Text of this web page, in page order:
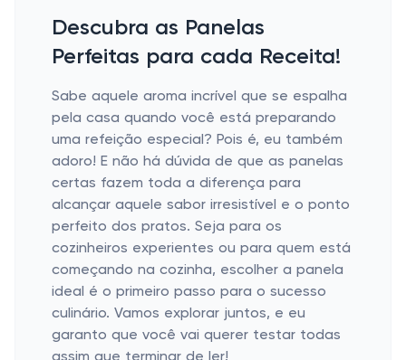
Descubra as Panelas
Perfeitas para cada Receita!
Sabe aquele aroma incrível que se espalha
pela casa quando você está preparando
uma refeição especial? Pois é, eu também
adoro! E não há dúvida de que as panelas
certas fazem toda a diferença para
alcançar aquele sabor irresistível e o ponto
perfeito dos pratos. Seja para os
cozinheiros experientes ou para quem está
começando na cozinha, escolher a panela
ideal é o primeiro passo para o sucesso
culinário. Vamos explorar juntos, e eu
garanto que você vai querer testar todas